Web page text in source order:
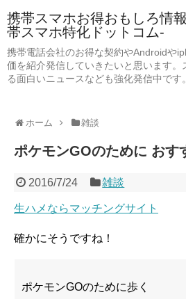
携帯スマホお得おもしろ情
帯スマホ特化ドットコム-
携帯電話会社のお得な契約やAndroidや
価を紹介発信していきたいと思います。
る面白いニュースなども強化発信中です。
ホーム 雑談
ポケモンGOのために おす
2016/7/24 雑談
生ハメならマッチングサイト
確かにそうですね！
ポケモンGOのために歩く